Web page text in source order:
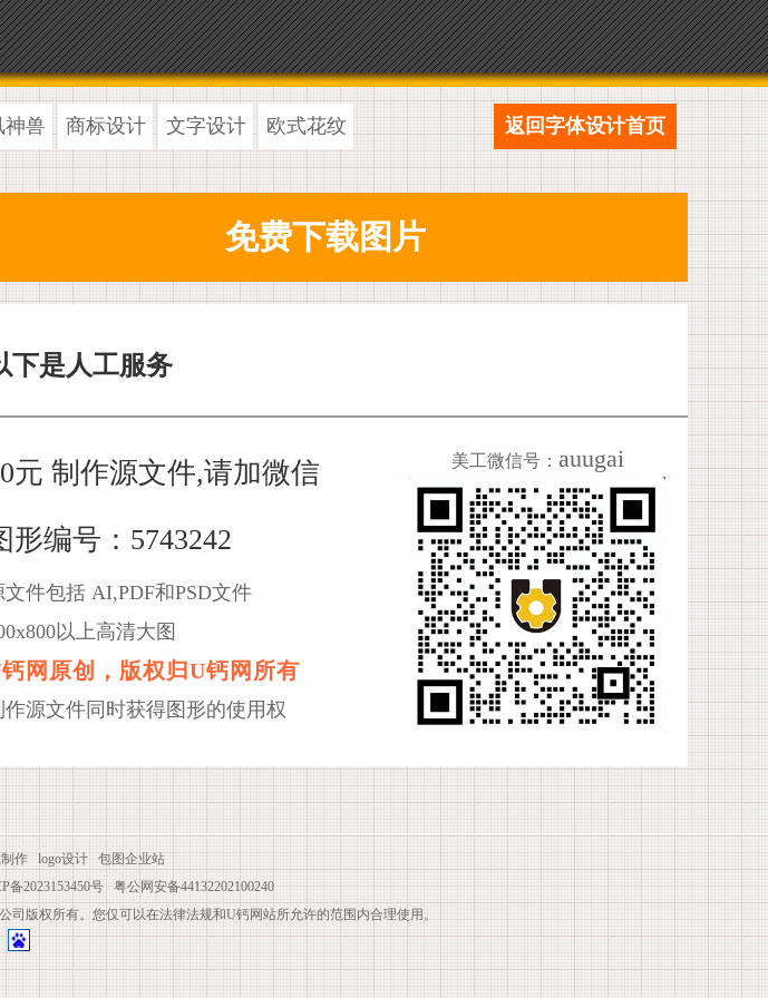
神兽 商标设计 文字设计 欧式花纹 返回字体设计首页
下是人工服务
元 制作源文件,请加微信
形编号：5743242
文件包括 AI,PDF和PSD文件
以上高清大图
网原创，版权归U钙网所有
作源文件同时获得图形的使用权
美工微信号： auugai
作 logo设计
包图企业站
备2023153450号
粤公网安备44132202100240
版权所有。您仅可以在法律法规和U钙网站所允许的范围内合理使用。